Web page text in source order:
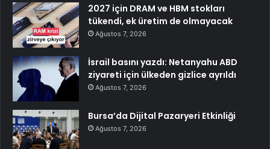
2027 için DRAM ve HBM stokları
tükendi, ek üretim de olmayacak
Ağustos 7, 2026
İsrail basını yazdı: Netanyahu ABD
ziyareti için ülkeden gizlice ayrıldı
Ağustos 7, 2026
Bursa’da Dijital Pazaryeri Etkinliği
Ağustos 7, 2026